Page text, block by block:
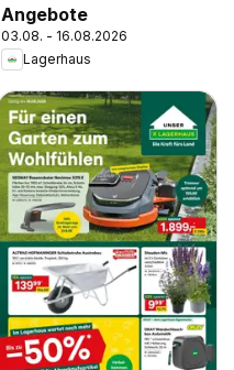
Angebote
03.08. - 16.08.2026
Lagerhaus